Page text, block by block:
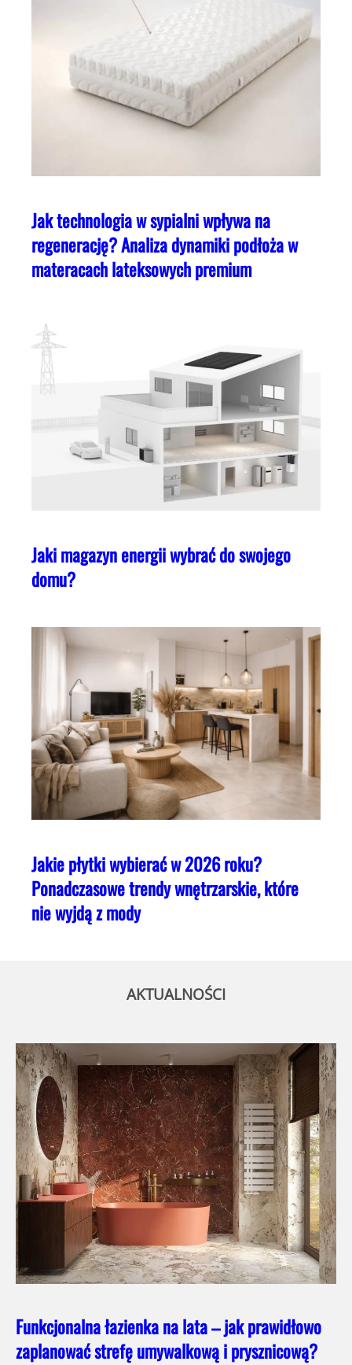
Jak technologia w sypialni wpływa na
regenerację? Analiza dynamiki podłoża w
materacach lateksowych premium
Jaki magazyn energii wybrać do swojego
domu?
Jakie płytki wybierać w 2026 roku?
Ponadczasowe trendy wnętrzarskie, które
nie wyjdą z mody
AKTUALNOŚCI
Funkcjonalna łazienka na lata – jak prawidłowo
zaplanować strefę umywalkową i prysznicową?